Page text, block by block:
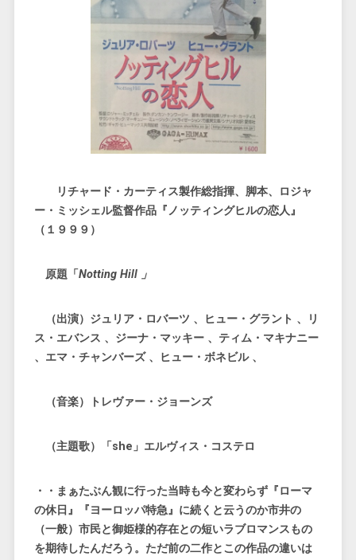
リチャード・カーティス製作総指揮、脚本、ロジャ
ー・ミッシェル監督作品『ノッティングヒルの恋人』
（１９９９）
原題「 Notting Hill 」
（出演）ジュリア・ロバーツ 、ヒュー・グラント 、リ
ス・エバンス 、ジーナ・マッキー 、ティム・マキナニー
、エマ・チャンバーズ 、ヒュー・ボネビル 、
（音楽）トレヴァー・ジョーンズ
（主題歌）「she」エルヴィス・コステロ
・・まぁたぶん観に行った当時も今と変わらず『ローマ
の休日』『ヨーロッパ特急』に続くと云うのか市井の
（一般）市民と御姫様的存在との短いラブロマンスもの
を期待したんだろう。ただ前の二作とこの作品の違いは